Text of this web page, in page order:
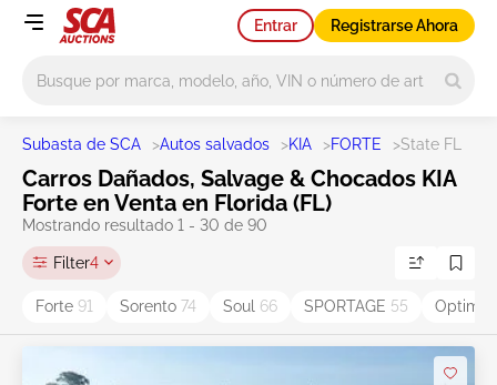
Entrar Registrarse Ahora
Subasta de SCA >Autos salvados >KIA >FORTE >State FL
Carros Dañados, Salvage & Chocados KIA
Forte en Venta en Florida (FL)
Mostrando resultado 1 - 30 de 90
Filter4
Forte 91 Sorento 74 Soul 66 SPORTAGE 55 Optima